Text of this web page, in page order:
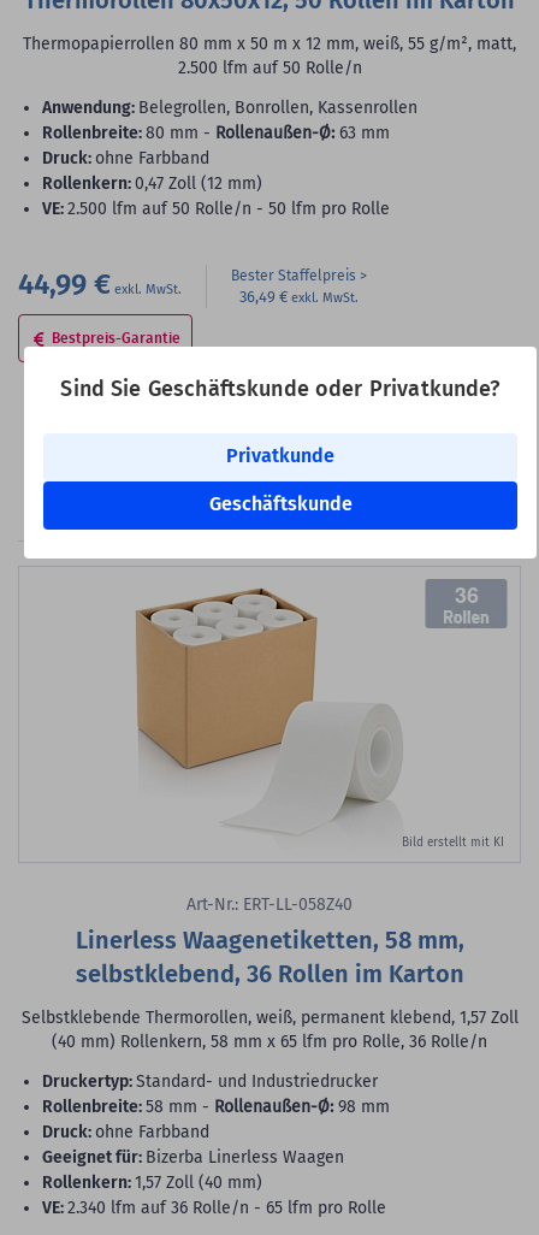
Sind Sie Geschäftskunde oder Privatkunde?
Privatkunde
Geschäftskunde
Thermopapierrollen 80 mm x 50 m x 12 mm, weiß, 55 g/m², matt,
2.500 lfm auf 50 Rolle/n
Anwendung: Belegrollen, Bonrollen, Kassenrollen
Rollenbreite:80 mm - Rollenaußen-Ø: 63 mm
Druck: ohne Farbband
Rollenkern:0,47 Zoll (12 mm)
VE:2.500 lfm auf 50 Rolle/n - 50 lfm pro Rolle
44,99 € Bester Staffelpreis
36,49 €
Bestpreis-Garantie
Versandkosteninfo
In den Warenkorb Zum
Bild erstellt mit KI
36
Art-Nr.: ERT-LL-058Z40
Linerless Waagenetiketten, 58 mm,
selbstklebend, 36 Rollen im Karton
Selbstklebende Thermorollen, weiß, permanent klebend, 1,57 Zoll
(40 mm) Rollenkern, 58 mm x 65 lfm pro Rolle, 36 Rolle/n
Druckertyp:Standard- und Industriedrucker
Rollenbreite:58 mm - Rollenaußen-Ø: 98 mm
Druck: ohne Farbband
Geeignet für: Bizerba Linerless Waagen
Rollenkern:1,57 Zoll (40 mm)
VE:2.340 lfm auf 36 Rolle/n - 65 lfm pro Rolle